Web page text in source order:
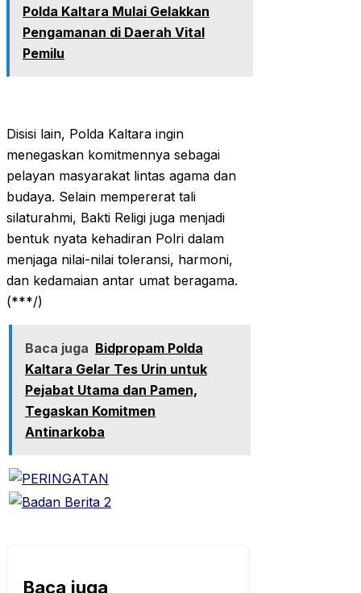
Polda Kaltara Mulai Gelakkan
Pengamanan di Daerah Vital
Pemilu
Disisi lain, Polda Kaltara ingin
menegaskan komitmennya sebagai
pelayan masyarakat lintas agama dan
budaya. Selain mempererat tali
silaturahmi, Bakti Religi juga menjadi
bentuk nyata kehadiran Polri dalam
menjaga nilai-nilai toleransi, harmoni,
dan kedamaian antar umat beragama.
(***/)
Baca juga Bidpropam Polda
Kaltara Gelar Tes Urin untuk
Pejabat Utama dan Pamen,
Tegaskan Komitmen
Antinarkoba
Baca juga